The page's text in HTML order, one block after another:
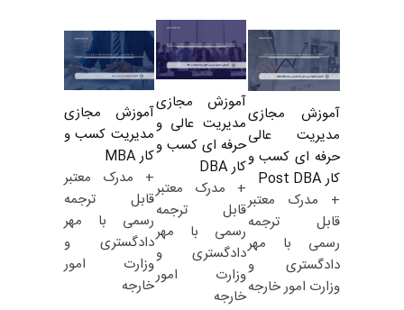
آموزش مجازی
مدیریت عالی
حرفه ای کسب و
کار Post DBA
+ مدرک معتبر
قابل ترجمه
رسمی با مهر
دادگستری و
وزارت امور خارجه
آموزش مجازی
مدیریت عالی و
حرفه ای کسب و
کار DBA
+ مدرک معتبر
قابل ترجمه
رسمی با مهر
دادگستری و
وزارت امور
خارجه
آموزش مجازی
مدیریت کسب و
کار MBA
+ مدرک معتبر
قابل ترجمه
رسمی با مهر
دادگستری و
وزارت امور
خارجه